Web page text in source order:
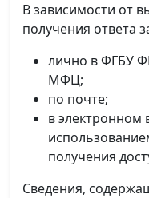
В зависимости от
получения ответа
лично в ФГБУ
МФЦ;
по почте;
в электронном
получения
Сведения,